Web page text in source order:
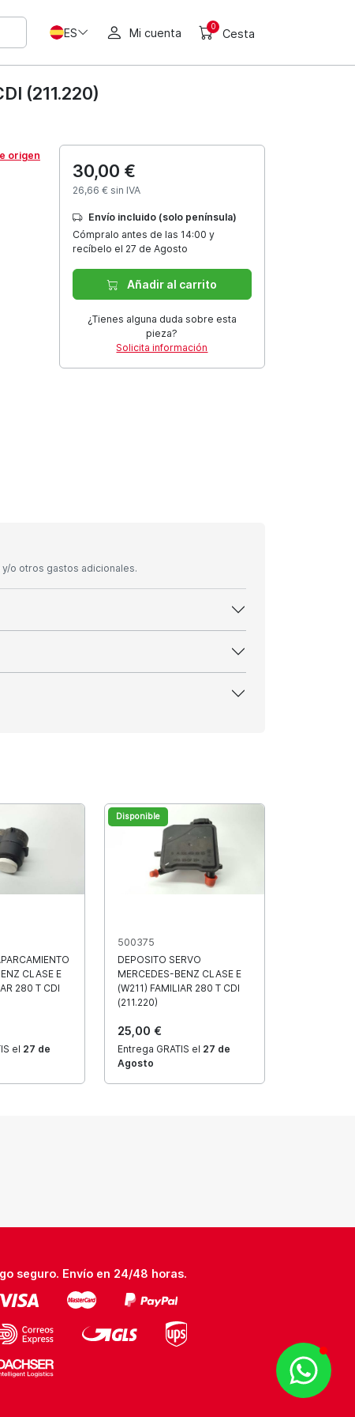
ES Mi cuenta 0
Cesta
(211.220)
origen
30,00 €
26,66 € sin IVA
Envío incluido (solo península)
Cómpralo antes de las 14:00 y
recíbelo el 27 de Agosto
Añadir al carrito
¿Tienes alguna duda sobre esta
pieza?
Solicita información
o otros gastos adicionales.
CLASE E
280 T CDI
el 27 de
Disponible
500375
DEPOSITO SERVO
MERCEDES-BENZ CLASE E
(W211) FAMILIAR 280 T CDI
(211.220)
25,00 €
Entrega GRATIS el 27 de
Agosto
seguro. Envío en 24/48 horas.